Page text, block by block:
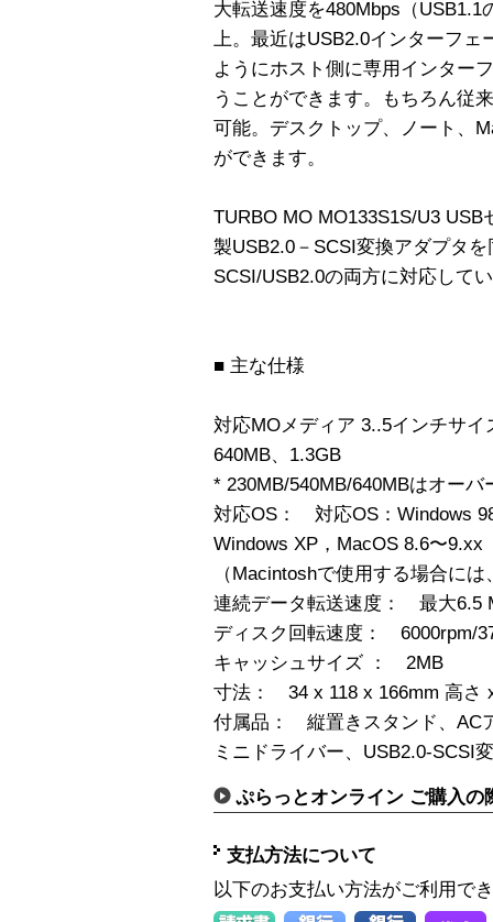
大転送速度を480Mbps（
上。最近はUSB2.0インターフ
ようにホスト側に専用インター
うことができます。もちろん従
可能。デスクトップ、ノート、
ができます。
TURBO MO MO133S1S/U3
製USB2.0－SCSI変換アダプタ
SCSI/USB2.0の両方に対応して
■ 主な仕様
対応MOメディア 3..5インチサ
640MB、1.3GB
* 230MB/540MB/640MBはオーバ
対応OS： 対応OS：Windows
Windows XP，MacOS 8.6〜9.xx
（Macintoshで使用する場合に
連続データ転送速度： 最大6.5
ディスク回転速度： 6000rpm/
キャッシュサイズ ： 2MB
寸法： 34 x 118 x 166mm 高さ
付属品： 縦置きスタンド、AC
ミニドライバー、USB2.0-SCSI
ぷらっとオンライン ご購入の
支払方法について
以下のお支払い方法がご利用で